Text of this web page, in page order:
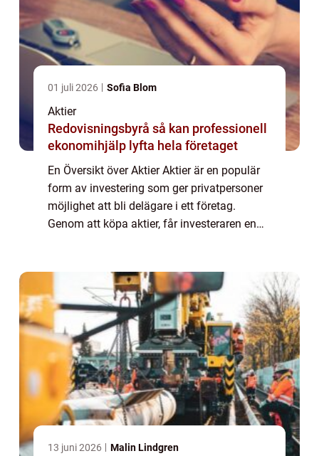
01 juli 2026 Sofia Blom
Aktier
Redovisningsbyrå så kan professionell
ekonomihjälp lyfta hela företaget
En Översikt över Aktier Aktier är en populär
form av investering som ger privatpersoner
möjlighet att bli delägare i ett företag.
Genom att köpa aktier, får investeraren en
13 juni 2026 Malin Lindgren